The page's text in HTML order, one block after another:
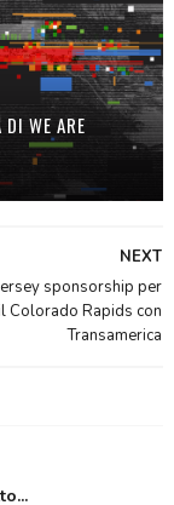
WE ARE
NEXT
sponsorship per
Colorado Rapids con
Transamerica